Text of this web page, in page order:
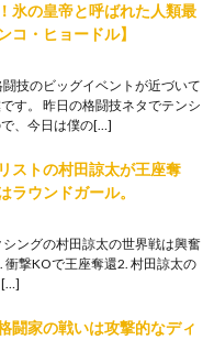
氷の皇帝と呼ばれた人類最
コ・ヒョードル】
技のビッグイベントが近づいて
す。 昨日の格闘技ネタでテンシ
、今日は僕の[…]
ストの村田諒太が王座奪
ラウンドガール。
ングの村田諒太の世界戦は興奮
衝撃KOで王座奪還2. 村田諒太の
[…]
闘家の戦いは攻撃的なディ